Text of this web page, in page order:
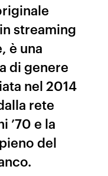
streaming
è una
di genere
nel 2014
rete
’70 e la
del